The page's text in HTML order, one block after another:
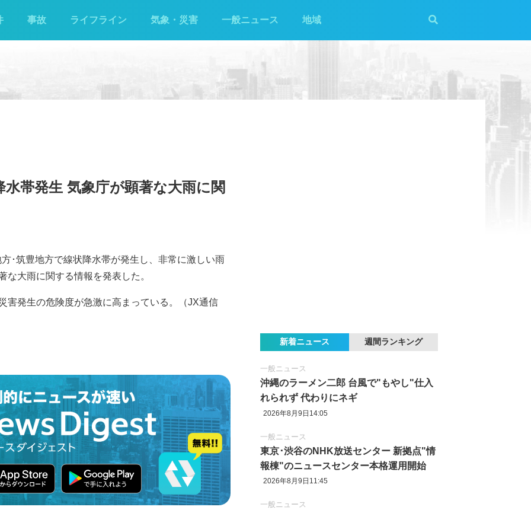
事故 ライフライン 気象・災害 一般ニュース 地域
帯発生 気象庁が顕著な大雨に関
･筑豊地方で線状降水帯が発生し、非常に激しい雨
な大雨に関する情報を発表した。
害発生の危険度が急激に高まっている。（JX通信
新着ニュース 週間ランキング
一般ニュース
沖縄のラーメン二郎 台風で"もやし"仕入
れられず 代わりにネギ
2026年8月9日14:05
一般ニュース
東京‪･‬渋谷のNHK放送センター 新拠点"情
報棟"のニュースセンター本格運用開始
2026年8月9日11:45
一般ニュース